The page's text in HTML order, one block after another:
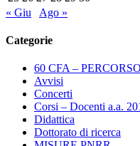
« Giu
Ago »
Categorie
60 CFA –
Avvisi
Concerti
Corsi – Docenti a.a.
Didattica
Dottorato di ricerca